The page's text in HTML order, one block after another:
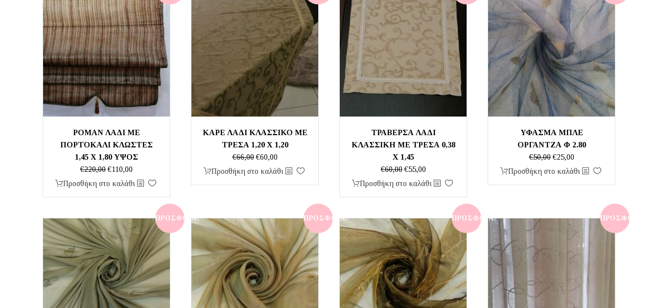
ΡΟΜΑΝ ΛΑΔΙ ΜΕ
ΠΟΡΤΟΚΑΛΙ ΚΛΩΣΤΕΣ
1,45 Χ 1,80 ΥΨΟΣ
€220,00 Original
price
€110,00Η
τρέχουσα
€110,00.
Προσθήκη στο καλάθι
ΚΑΡΕ ΛΑΔΙ ΚΛΑΣΣΙΚΟ ΜΕ
ΤΡΕΣΑ 1,20 Χ 1,20
€66,00 Original
price
€60,00Η
τρέχουσα
Προσθήκη στο καλάθι
ΤΡΑΒΕΡΣΑ ΛΑΔΙ
ΚΛΑΣΣΙΚΗ ΜΕ ΤΡΕΣΑ 0,38
Χ 1,45
€60,00 Original
price
€55,00Η
τρέχουσα
€55,00.
Προσθήκη στο καλάθι
ΥΦΑΣΜΑ ΜΠΛΕ
ΟΡΓΑΝΤΖΑ Φ 2.80
€50,00 Original
price
€25,00Η
τρέχουσα
Προσθήκη στο καλάθι
ΠΡΟΣΦΟΡΆ! ΠΡΟΣΦΟΡΆ! ΠΡΟΣΦΟΡΆ! ΠΡΟΣΦΟΡΆ!